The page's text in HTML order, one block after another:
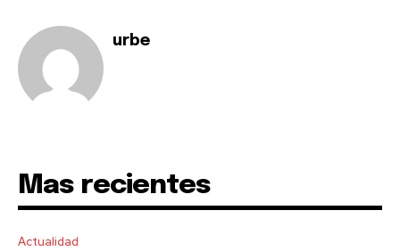
urbe
Mas recientes
Actualidad